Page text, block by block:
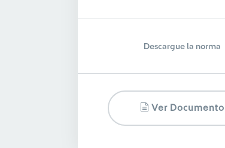
Descargue la norma
Ver Documento